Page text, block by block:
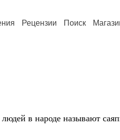
Рецензии Поиск
в народе называют